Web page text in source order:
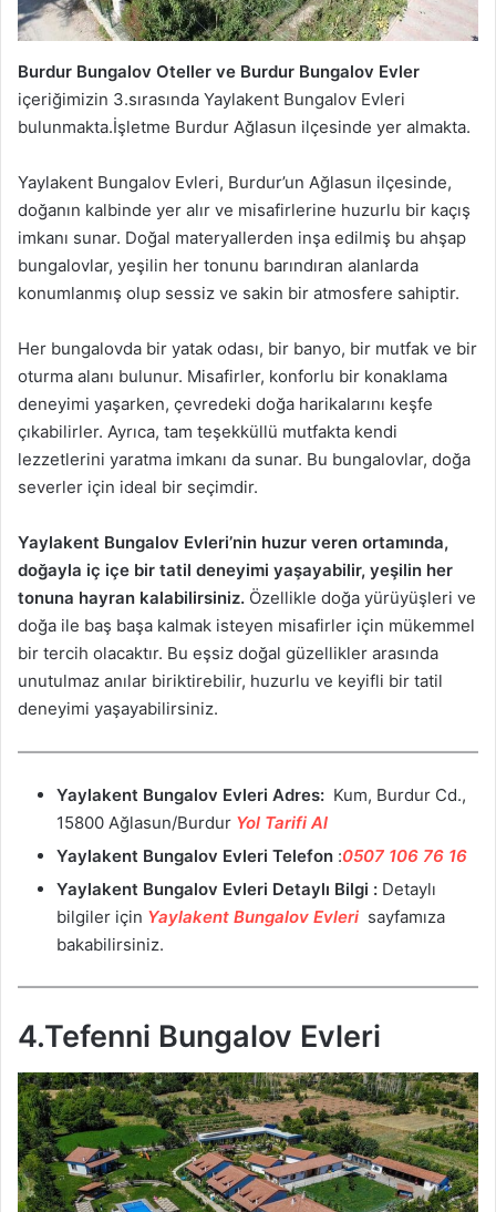
Burdur Bungalov Oteller ve Burdur Bungalov Evler
içeriğimizin 3.sırasında Yaylakent Bungalov Evleri
bulunmakta.İşletme Burdur Ağlasun ilçesinde yer almakta.
Yaylakent Bungalov Evleri, Burdur’un Ağlasun ilçesinde,
doğanın kalbinde yer alır ve misafirlerine huzurlu bir kaçış
imkanı sunar. Doğal materyallerden inşa edilmiş bu ahşap
bungalovlar, yeşilin her tonunu barındıran alanlarda
konumlanmış olup sessiz ve sakin bir atmosfere sahiptir.
Her bungalovda bir yatak odası, bir banyo, bir mutfak ve bir
oturma alanı bulunur. Misafirler, konforlu bir konaklama
deneyimi yaşarken, çevredeki doğa harikalarını keşfe
çıkabilirler. Ayrıca, tam teşekküllü mutfakta kendi
lezzetlerini yaratma imkanı da sunar. Bu bungalovlar, doğa
severler için ideal bir seçimdir.
Yaylakent Bungalov Evleri’nin huzur veren ortamında,
doğayla iç içe bir tatil deneyimi yaşayabilir, yeşilin her
tonuna hayran kalabilirsiniz. Özellikle doğa yürüyüşleri ve
doğa ile baş başa kalmak isteyen misafirler için mükemmel
bir tercih olacaktır. Bu eşsiz doğal güzellikler arasında
unutulmaz anılar biriktirebilir, huzurlu ve keyifli bir tatil
deneyimi yaşayabilirsiniz.
Yaylakent Bungalov Evleri Adres: Kum, Burdur Cd.,
15800 Ağlasun/Burdur Yol Tarifi Al
Yaylakent Bungalov Evleri Telefon :0507 106 76 16
Yaylakent Bungalov Evleri Detaylı Bilgi : Detaylı
bilgiler için Yaylakent Bungalov Evleri sayfamıza
bakabilirsiniz.
4.Tefenni Bungalov Evleri